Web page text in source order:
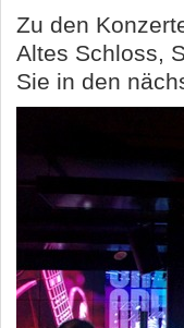
Zu den
Altes Schloss,
Sie in den